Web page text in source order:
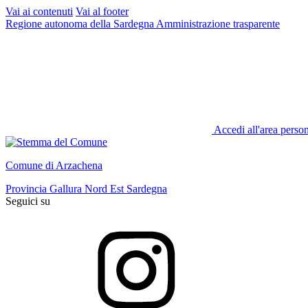
Vai ai contenuti Vai al footer
Regione autonoma della Sardegna Amministrazione trasparente
Accedi all'area
Comune di Arzachena
Provincia Gallura Nord Est Sardegna
Seguici su